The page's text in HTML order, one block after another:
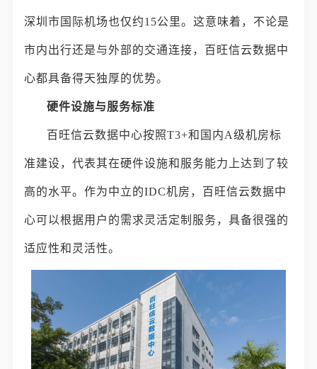
深圳市国际机场也仅约15公里。这意味着，不论是
市内出行还是与外部的交通连接，百旺信云数据中
心都具备得天独厚的优势。
硬件设施与服务标准
百旺信云数据中心按照T3+和国内A级机房标
准建设，代表其在硬件设施和服务能力上达到了较
高的水平。作为中立的IDC机房，百旺信云数据中
心可以根据用户的需求灵活定制服务，具备很强的
适应性和灵活性。